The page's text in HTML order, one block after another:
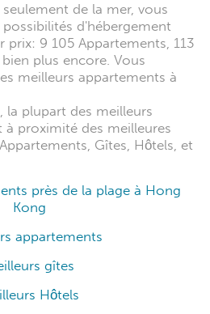
de la mer, vous
d'hébergement
prix: 9 105 Appartements, 113
plus encore. Vous
meilleurs appartements à
la plupart des meilleurs
proximité des meilleures
Gîtes, Hôtels, et
près de la plage à Hong
Kong
appartements
gîtes
Hôtels